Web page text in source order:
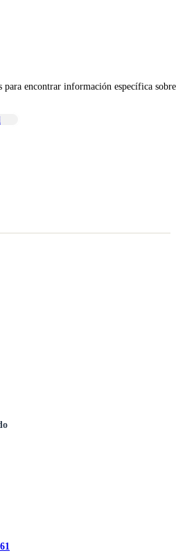
encontrar información específica